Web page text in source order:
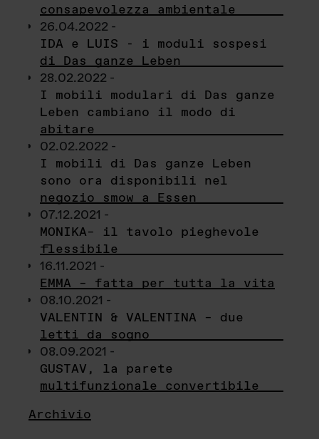
consapevolezza ambientale
26.04.2022 -
IDA e LUIS - i moduli sospesi
di Das ganze Leben
28.02.2022 -
I mobili modulari di Das ganze
Leben cambiano il modo di
abitare
02.02.2022 -
I mobili di Das ganze Leben
sono ora disponibili nel
negozio smow a Essen
07.12.2021 -
MONIKA– il tavolo pieghevole
flessibile
16.11.2021 -
EMMA – fatta per tutta la vita
08.10.2021 -
VALENTIN & VALENTINA – due
letti da sogno
08.09.2021 -
GUSTAV, la parete
multifunzionale convertibile
Archivio